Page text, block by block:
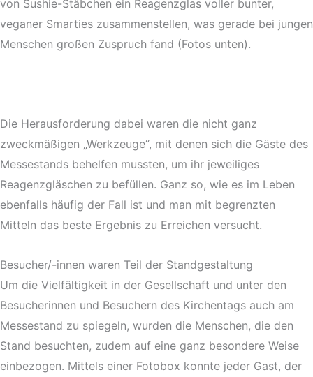
von Sushie-Stäbchen ein Reagenzglas voller bunter,
veganer Smarties zusammenstellen, was gerade bei jungen
Menschen großen Zuspruch fand (Fotos unten).
Die Herausforderung dabei waren die nicht ganz
zweckmäßigen „Werkzeuge“, mit denen sich die Gäste des
Messestands behelfen mussten, um ihr jeweiliges
Reagenzgläschen zu befüllen. Ganz so, wie es im Leben
ebenfalls häufig der Fall ist und man mit begrenzten
Mitteln das beste Ergebnis zu Erreichen versucht.
Besucher/-innen waren Teil der Standgestaltung
Um die Vielfältigkeit in der Gesellschaft und unter den
Besucherinnen und Besuchern des Kirchentags auch am
Messestand zu spiegeln, wurden die Menschen, die den
Stand besuchten, zudem auf eine ganz besondere Weise
einbezogen. Mittels einer Fotobox konnte jeder Gast, der